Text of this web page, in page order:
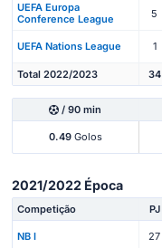
UEFA Europa
Conference League
5
UEFA Nations League 1
Total 2022/2023 34
/ 90 min
0.49Golos
2021/2022 Época
Competição PJ
NB I 27